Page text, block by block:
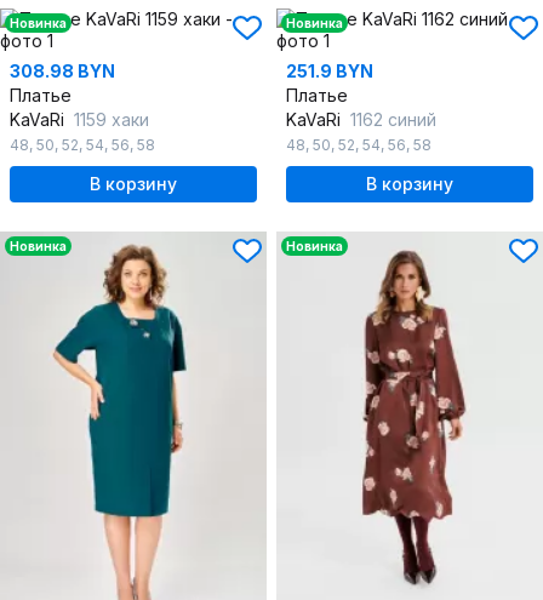
Новинка
308.98 BYN
Платье
KaVaRi 1159 хаки
48, 50, 52, 54, 56, 58
В корзину
Новинка
251.9 BYN
Платье
KaVaRi 1162 синий
48, 50, 52, 54, 56, 58
В корзину
Новинка Новинка